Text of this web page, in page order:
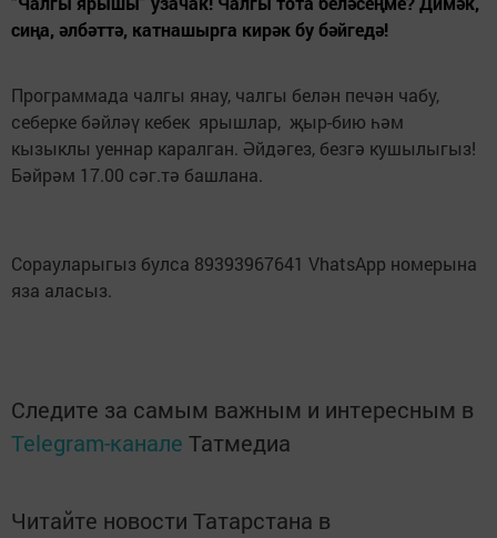
сиңа, әлбәттә, катнашырга кирәк бу бәйгедә!
Программада чалгы янау, чалгы белән печән чабу,
себерке бәйләү кебек ярышлар, җыр-бию һәм
кызыклы уеннар каралган. Әйдәгез, безгә кушылыгыз!
Бәйрәм 17.00 сәг.тә башлана.
Сорауларыгыз булса 89393967641 VhatsApp номерына
яза аласыз.
Следите за самым важным и интересным в
Telegram-канале Татмедиа
Читайте новости Татарстана в